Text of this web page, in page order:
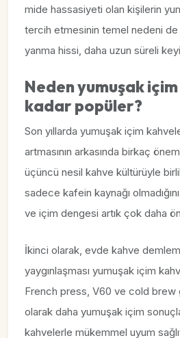
mide hassasiyeti olan kişilerin
tercih etmesinin temel nedeni de
yanma hissi, daha uzun süreli
Neden yumuşak
kadar popüler?
Son yıllarda yumuşak içim
artmasının arkasında birkaç
üçüncü nesil kahve kültürüyle
sadece kafein kaynağı
ve içim dengesi artık çok daha
İkinci olarak, evde kahve demleme
yaygınlaşması yumuşak içim
French press, V60 ve cold brew
olarak daha yumuşak içim
kahvelerle mükemmel uyum